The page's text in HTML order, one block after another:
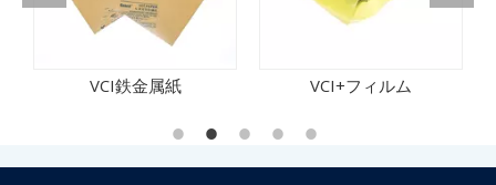
VCI鉄金属紙 VCI+フィルム